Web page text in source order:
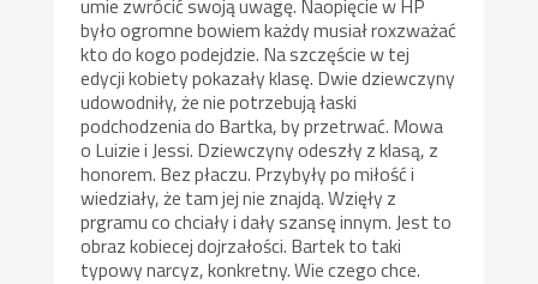
było ogromne bowiem każdy musiał roxzważać
kto do kogo podejdzie. Na szczęście w tej
edycji kobiety pokazały klasę. Dwie dziewczyny
udowodniły, że nie potrzebują łaski
podchodzenia do Bartka, by przetrwać. Mowa
o Luizie i Jessi. Dziewczyny odeszły z klasą, z
honorem. Bez płaczu. Przybyły po miłość i
wiedziały, że tam jej nie znajdą. Wzięły z
prgramu co chciały i dały szansę innym. Jest to
obraz kobiecej dojrzałości. Bartek to taki
typowy narcyz, konkretny. Wie czego chce.